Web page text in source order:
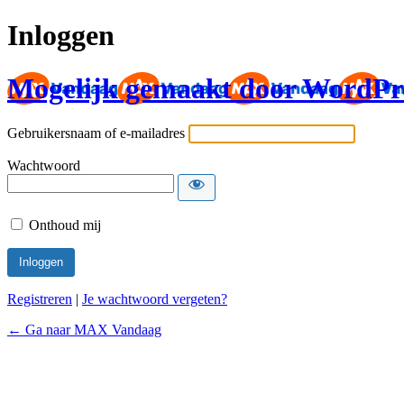
Inloggen
Mogelijk gemaakt door
Gebruikersnaam of e-mailadres
Wachtwoord
Onthoud mij
Registreren | Je wachtwoord vergeten?
← Ga naar MAX Vandaag